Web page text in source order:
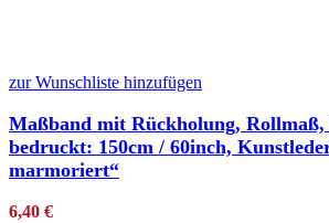
zur Wunschliste hinzufügen
Maßband mit Rückholung, Rollmaß,
bedruckt: 150cm / 60inch,
marmoriert“
6,40 €